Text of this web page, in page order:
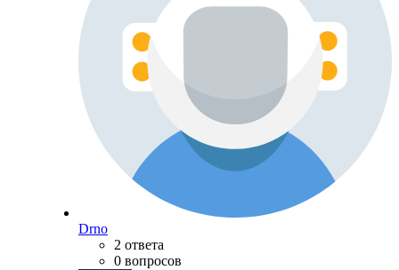
Drno
2 ответа
0 вопросов